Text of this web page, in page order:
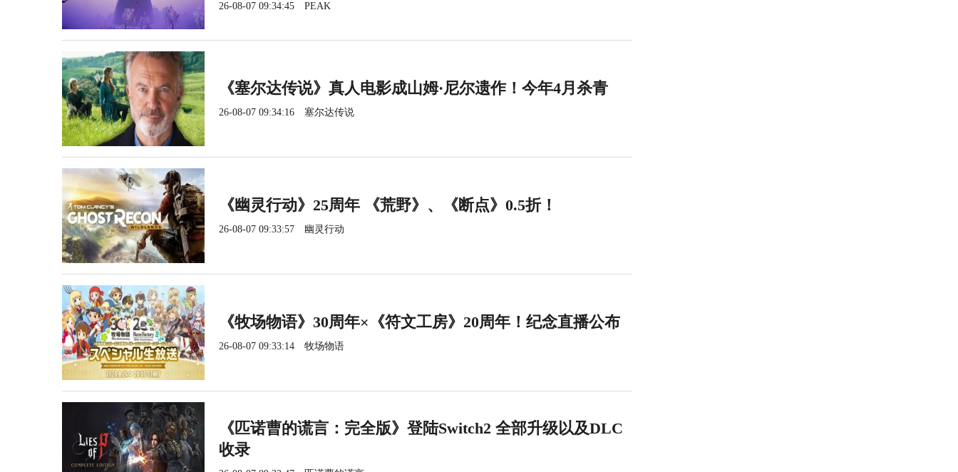
26-08-07 09:34:45 PEAK
《塞尔达传说》真人电影成山姆·尼尔遗作！今年4月杀青
26-08-07 09:34:16 塞尔达传说
《幽灵行动》25周年 《荒野》、《断点》0.5折！
26-08-07 09:33:57 幽灵行动
《牧场物语》30周年×《符文工房》20周年！纪念直播公布
26-08-07 09:33:14 牧场物语
《匹诺曹的谎言：完全版》登陆Switch2 全部升级以及DLC
收录